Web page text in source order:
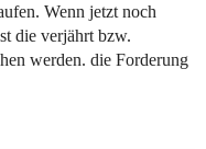
Wenn jetzt noch
die verjährt bzw.
werden. die Forderung